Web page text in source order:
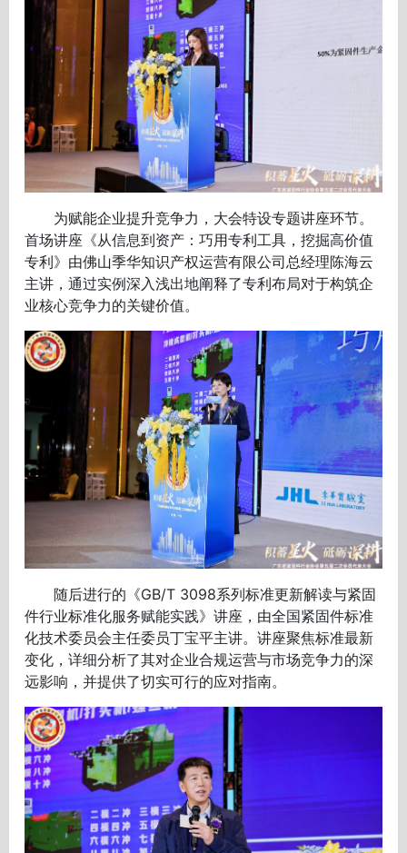
为赋能企业提升竞争力，大会特设专题讲座环节。
首场讲座《从信息到资产：巧用专利工具，挖掘高价值
专利》由佛山季华知识产权运营有限公司总经理陈海云
主讲，通过实例深入浅出地阐释了专利布局对于构筑企
业核心竞争力的关键价值。
随后进行的《GB/T 3098系列标准更新解读与紧固
件行业标准化服务赋能实践》讲座，由全国紧固件标准
化技术委员会主任委员丁宝平主讲。讲座聚焦标准最新
变化，详细分析了其对企业合规运营与市场竞争力的深
远影响，并提供了切实可行的应对指南。